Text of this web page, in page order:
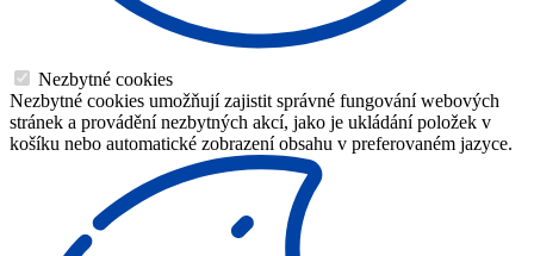
Nezbytné cookies
Nezbytné cookies umožňují zajistit správné fungování webových
stránek a provádění nezbytných akcí, jako je ukládání položek v
košíku nebo automatické zobrazení obsahu v preferovaném jazyce.